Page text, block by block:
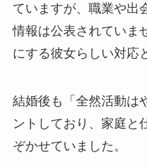
ていますが、職業や出
情報は公表されていま
にする彼女らしい対応
結婚後も「全然活動は
ントしており、家庭と
ぞかせていました。